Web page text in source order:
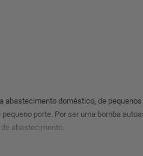
abastecimento doméstico, de
porte. Por ser uma bomba
abastecimento.